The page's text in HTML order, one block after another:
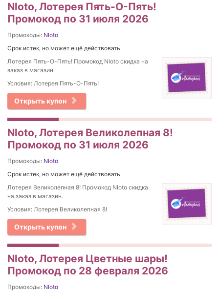
Nloto, Лотерея Пять-О-Пять!
Промокод по 31 июля 2026
Промокоды: Nloto
Срок истек, но может ещё действовать
Лотерея Пять-О-Пять! Промокод Nloto скидка на
заказ в магазин.
Условия: Лотерея Пять-О-Пять!
Открыть купон
Nloto, Лотерея Великолепная 8!
Промокод по 31 июля 2026
Промокоды: Nloto
Срок истек, но может ещё действовать
Лотерея Великолепная 8! Промокод Nloto скидка
на заказ в магазин.
Условия: Лотерея Великолепная 8!
Открыть купон
Nloto, Лотерея Цветные шары!
Промокод по 28 февраля 2026
Промокоды: Nloto